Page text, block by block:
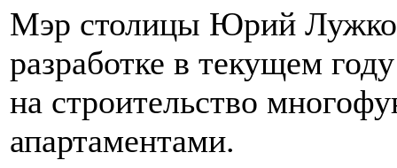
Мэр столицы Юрий
разработке в текущем
на строительство
апартаментами.